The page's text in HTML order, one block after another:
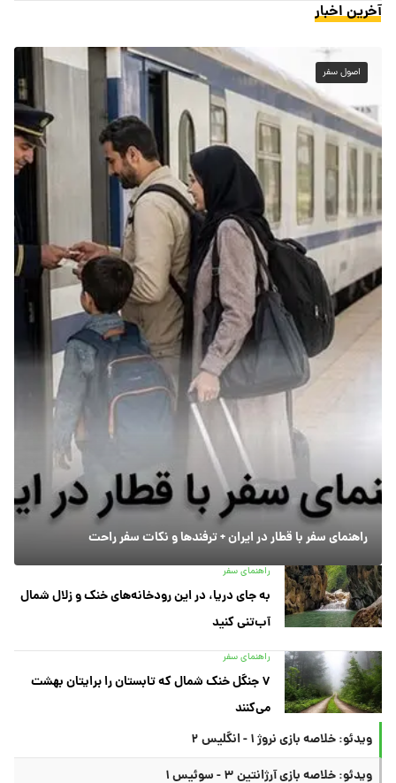
آخرین اخبار
اصول سفر
راهنمای سفر با قطار در ایران + ترفندها و نکات سفر راحت
راهنمای سفر
به جای دریا، در این رودخانه‌های خنک و زلال شمال
آب‌تنی کنید
راهنمای سفر
۷ جنگل خنک شمال که تابستان را برایتان بهشت
می‌کنند
ویدئو: خلاصه بازی نروژ ۱ - انگلیس ۲
ویدئو: خلاصه بازی آرژانتین ۳ - سوئیس ۱